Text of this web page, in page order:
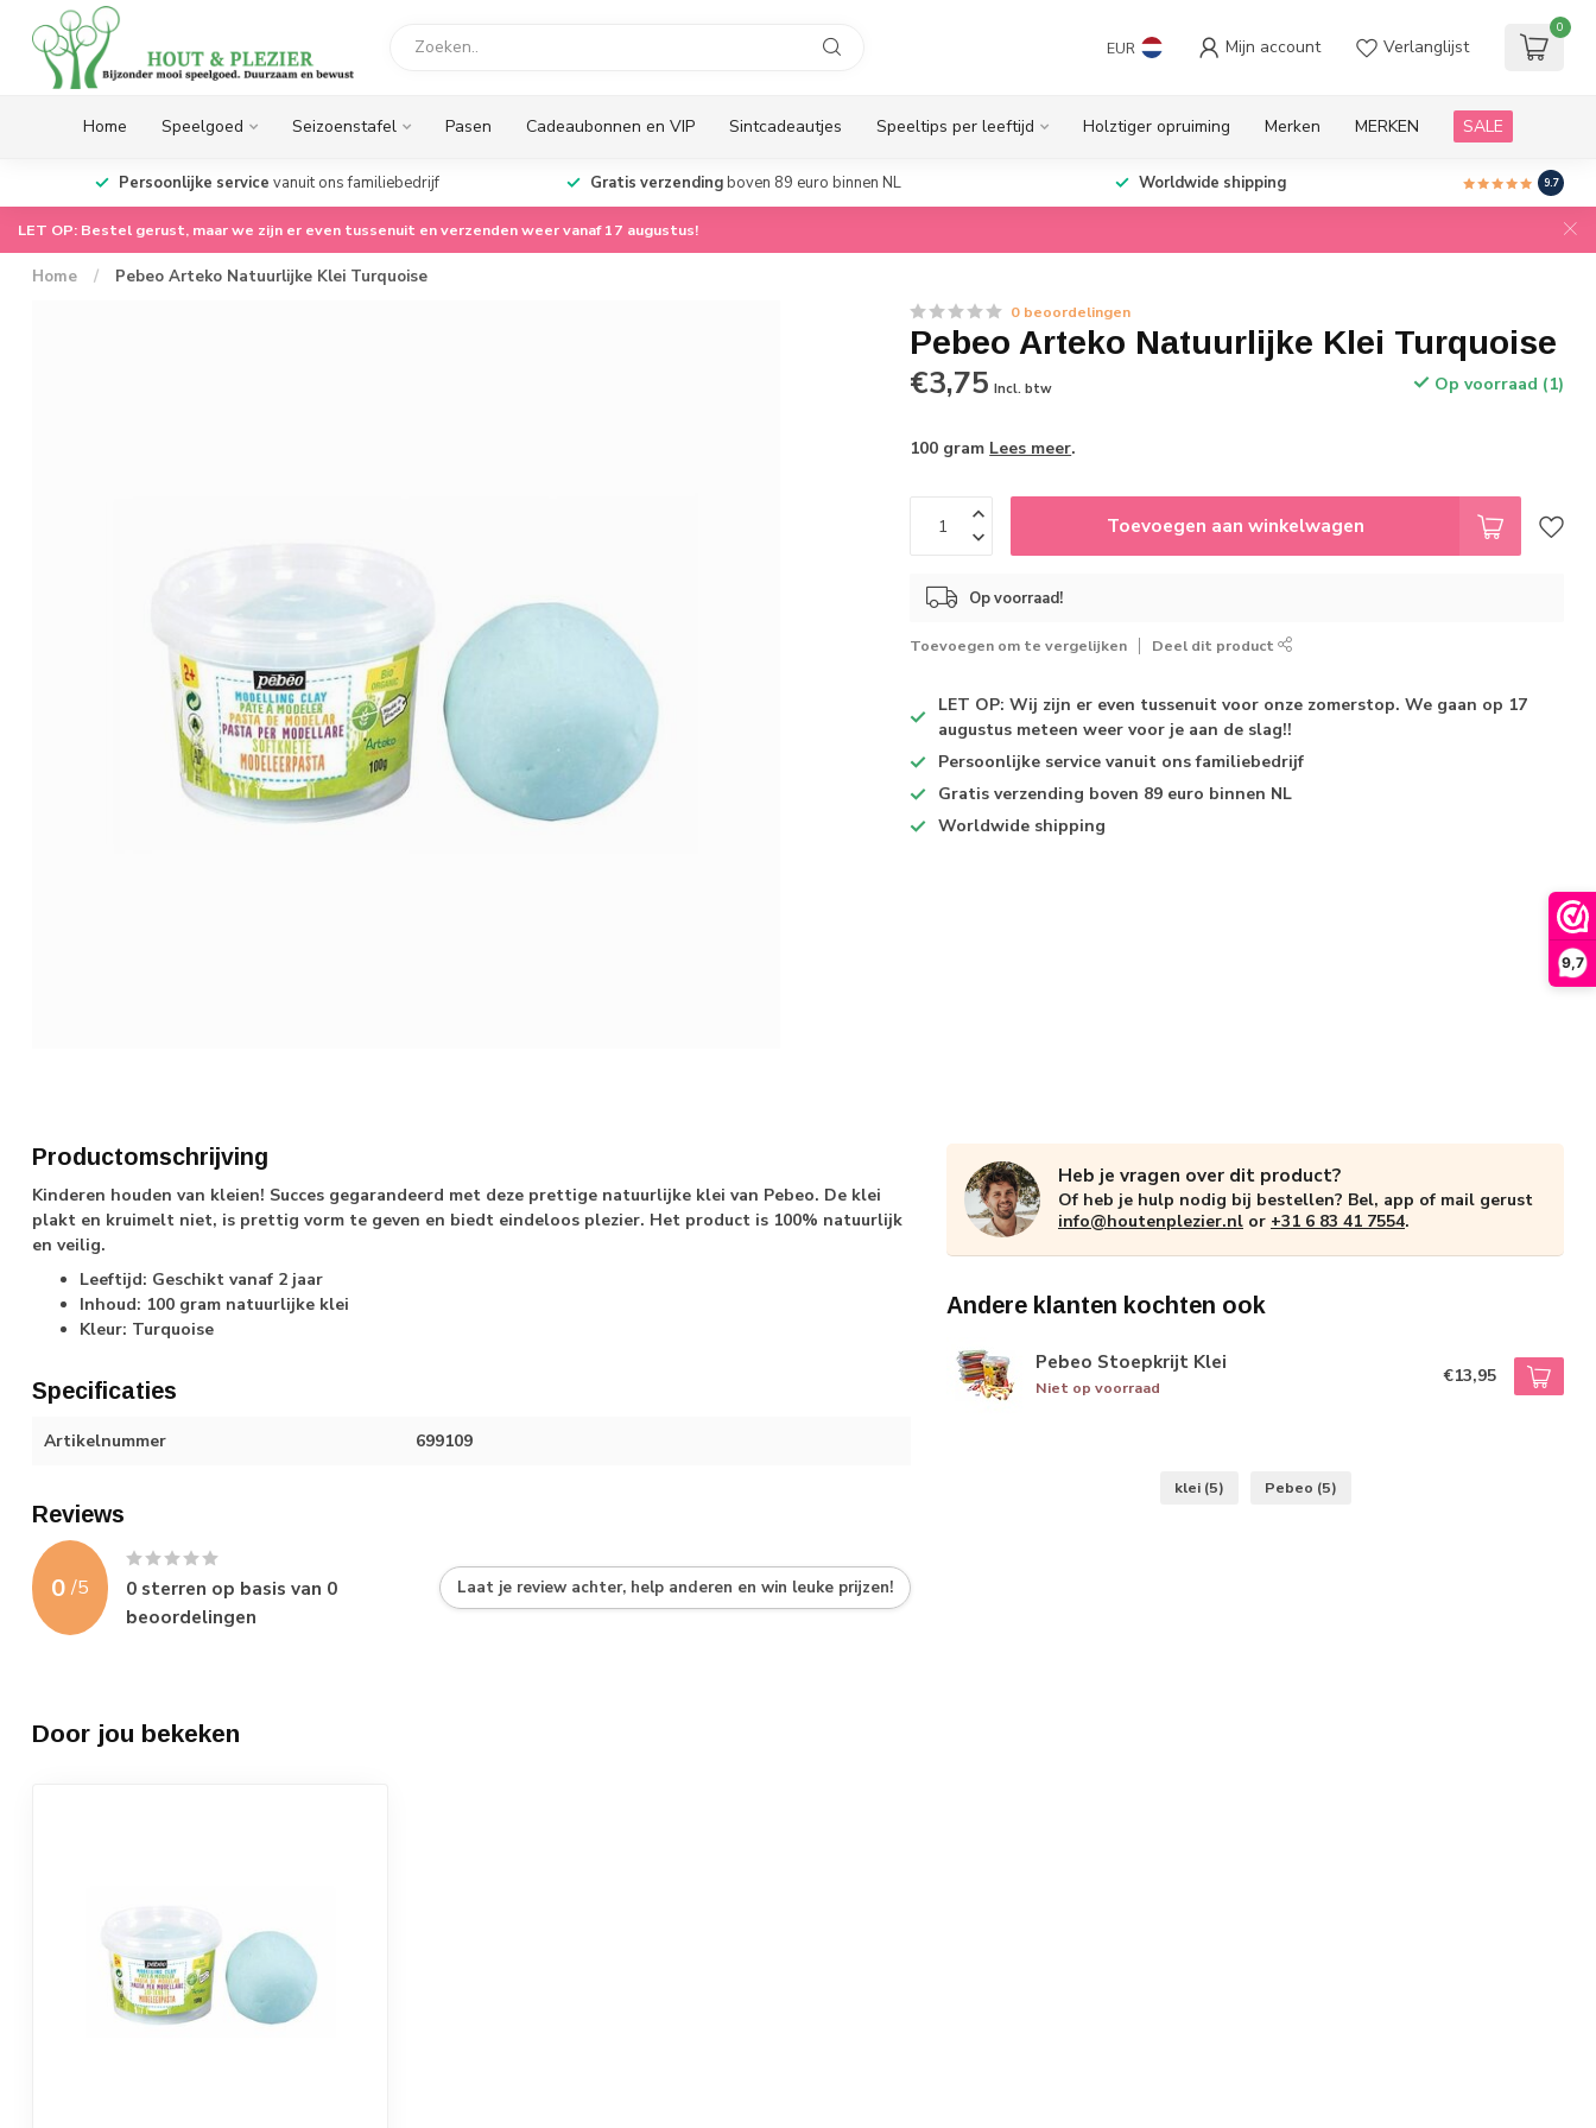
9,7
EUR Mijn account Verlanglijst
0
Home Speelgoed Seizoenstafel Pasen Cadeaubonnen en VIP Sintcadeautjes Speeltips per leeftijd Holztiger opruiming Merken MERKEN SALE
Persoonlijke service vanuit ons familiebedrijf Gratis verzendingboven 89 euro binnen NL Worldwide shipping 9.7
LET OP: Bestel gerust, maar we zijn er even tussenuit en verzenden weer vanaf 17 augustus!
Home / Pebeo Arteko Natuurlijke Klei Turquoise
0 beoordelingen
Pebeo Arteko Natuurlijke Klei Turquoise
€3,75 Incl. btw Op voorraad (1)
100 gram Lees meer.
Toevoegen aan winkelwagen
Op voorraad!
Toevoegen om te vergelijken Deel dit product
LET OP: Wij zijn er even tussenuit voor onze zomerstop. We gaan op 17
augustus meteen weer voor je aan de slag!!
Persoonlijke service vanuit ons familiebedrijf
Gratis verzending boven 89 euro binnen NL
Worldwide shipping
Productomschrijving
Kinderen houden van kleien! Succes gegarandeerd met deze prettige natuurlijke klei van Pebeo. De klei
plakt en kruimelt niet, is prettig vorm te geven en biedt eindeloos plezier. Het product is 100% natuurlijk
en veilig.
Leeftijd: Geschikt vanaf 2 jaar
Inhoud: 100 gram natuurlijke klei
Kleur: Turquoise
Specificaties
Artikelnummer 699109
Reviews
0 /5 0 sterren op basis van 0
beoordelingen
Laat je review achter, help anderen en win leuke prijzen!
Heb je vragen over dit product?
Of heb je hulp nodig bij bestellen? Bel, app of mail gerust
info@houtenplezier.nl or +31 6 83 41 7554.
Andere klanten kochten ook
Pebeo Stoepkrijt Klei
Niet op voorraad
€13,95
klei (5) Pebeo (5)
Door jou bekeken